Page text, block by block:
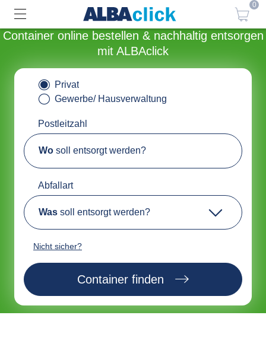
0
Container online bestellen & nachhaltig entsorgen
mit ALBAclick
Privat
Gewerbe/ Hausverwaltung
Postleitzahl
Wo soll entsorgt werden?
Abfallart
Was soll entsorgt werden?
Nicht sicher?
Container finden